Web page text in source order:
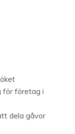
för företag i
dela gåvor